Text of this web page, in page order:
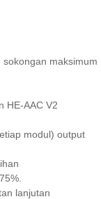
maksimum
HE-AAC V2
modul) output
lanjutan